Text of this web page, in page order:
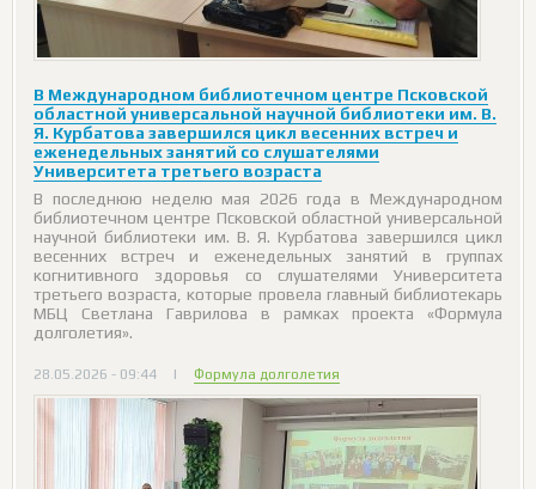
В Международном библиотечном центре Псковской
областной универсальной научной библиотеки им. В.
Я. Курбатова завершился цикл весенних встреч и
еженедельных занятий со слушателями
Университета третьего возраста
В последнюю неделю мая 2026 года в Международном
библиотечном центре Псковской областной универсальной
научной библиотеки им. В. Я. Курбатова завершился цикл
весенних встреч и еженедельных занятий в группах
когнитивного здоровья со слушателями Университета
третьего возраста, которые провела главный библиотекарь
МБЦ Светлана Гаврилова в рамках проекта «Формула
долголетия».
28.05.2026 - 09:44 | Формула долголетия